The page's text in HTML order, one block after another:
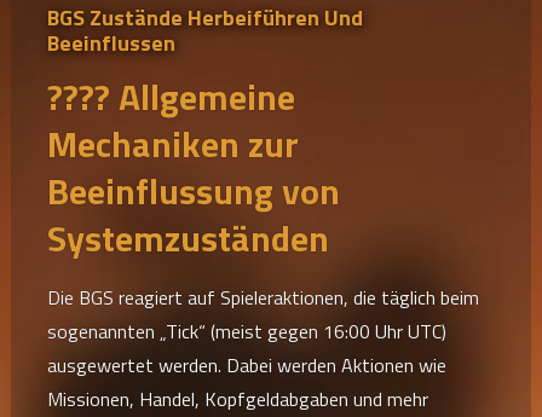
BGS Zustände Herbeiführen Und
Beeinflussen
???? Allgemeine
Mechaniken zur
Beeinflussung von
Systemzuständen
Die BGS reagiert auf Spieleraktionen, die täglich beim
sogenannten „Tick“ (meist gegen 16:00 Uhr UTC)
ausgewertet werden. Dabei werden Aktionen wie
Missionen, Handel, Kopfgeldabgaben und mehr